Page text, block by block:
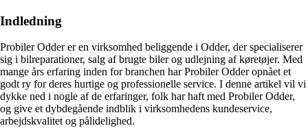
Indledning
Probiler Odder er en virksomhed beliggende i Odder, der specialiserer
sig i bilreparationer, salg af brugte biler og udlejning af køretøjer. Med
mange års erfaring inden for branchen har Probiler Odder opnået et
godt ry for deres hurtige og professionelle service. I denne artikel vil vi
dykke ned i nogle af de erfaringer, folk har haft med Probiler Odder,
og give et dybdegående indblik i virksomhedens kundeservice,
arbejdskvalitet og pålidelighed.